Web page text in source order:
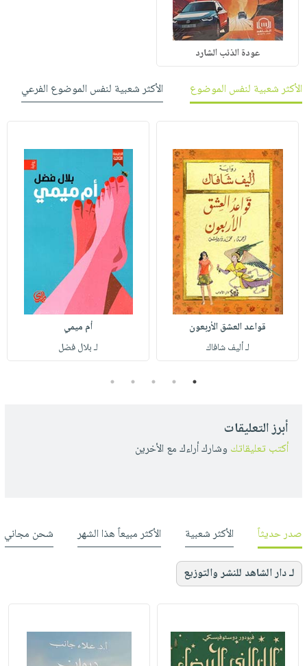
عودة الذئب الشارد
الأكثر شعبية لنفس الموضوع الأكثر شعبية لنفس الموضوع الفرعي
قواعد العشق الأربعون
لـ أليف شافاك
أم ميمي
لـ بلال فضل
1
2
3
4
5
أبرز التعليقات
أكتب تعليقاتك وشارك أراءك مع الأخرين
صدر حديثاً الأكثر شعبية الأكثر مبيعاً هذا الشهر شحن مجاني
لـ دار الشاهد للنشر والتوزيع